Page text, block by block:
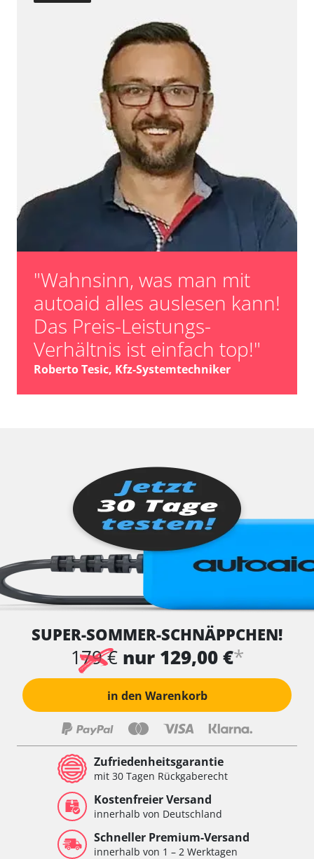
"Wahnsinn, was man mit
autoaid alles auslesen kann!
Das Preis-Leistungs-
Verhältnis ist einfach top!"
Roberto Tesic, Kfz-Systemtechniker
SUPER-SOMMER-SCHNÄPPCHEN!
179 € nur 129,00 €*
in den Warenkorb
Zufriedenheitsgarantie
mit 30 Tagen Rückgaberecht
Kostenfreier Versand
innerhalb von Deutschland
Schneller Premium-Versand
innerhalb von 1 – 2 Werktagen